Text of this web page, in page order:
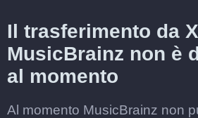
Il trasferimento da
MusicBrainz non è
al momento
Al momento MusicBrainz non